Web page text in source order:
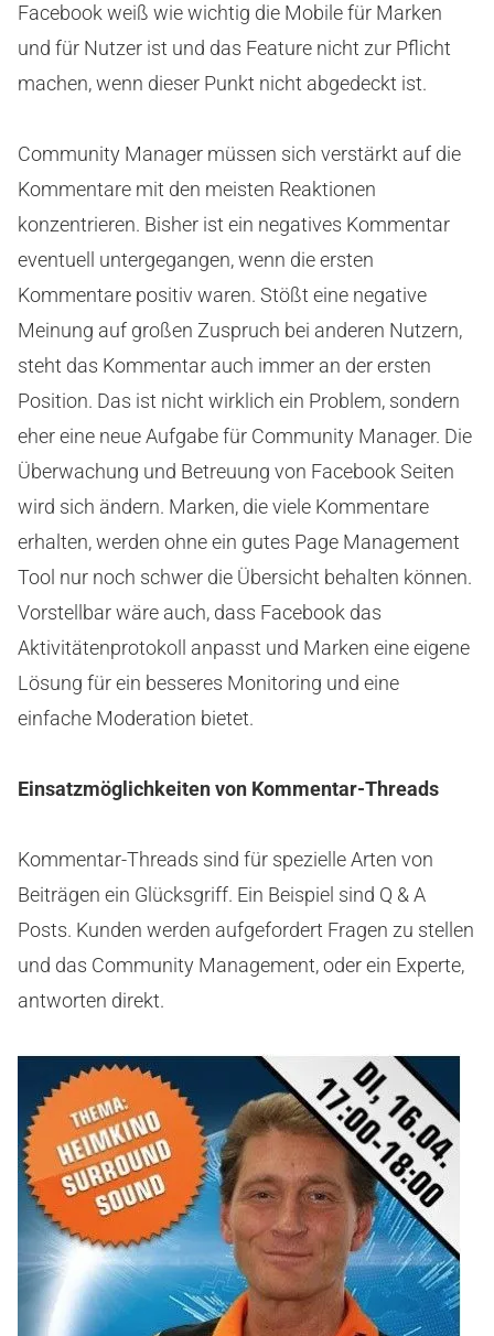
Facebook weiß wie wichtig die Mobile für Marken
und für Nutzer ist und das Feature nicht zur Pflicht
machen, wenn dieser Punkt nicht abgedeckt ist.
Community Manager müssen sich verstärkt auf die
Kommentare mit den meisten Reaktionen
konzentrieren. Bisher ist ein negatives Kommentar
eventuell untergegangen, wenn die ersten
Kommentare positiv waren. Stößt eine negative
Meinung auf großen Zuspruch bei anderen Nutzern,
steht das Kommentar auch immer an der ersten
Position. Das ist nicht wirklich ein Problem, sondern
eher eine neue Aufgabe für Community Manager. Die
Überwachung und Betreuung von Facebook Seiten
wird sich ändern. Marken, die viele Kommentare
erhalten, werden ohne ein gutes Page Management
Tool nur noch schwer die Übersicht behalten können.
Vorstellbar wäre auch, dass Facebook das
Aktivitätenprotokoll anpasst und Marken eine eigene
Lösung für ein besseres Monitoring und eine
einfache Moderation bietet.
Einsatzmöglichkeiten von Kommentar-Threads
Kommentar-Threads sind für spezielle Arten von
Beiträgen ein Glücksgriff. Ein Beispiel sind Q & A
Posts. Kunden werden aufgefordert Fragen zu stellen
und das Community Management, oder ein Experte,
antworten direkt.